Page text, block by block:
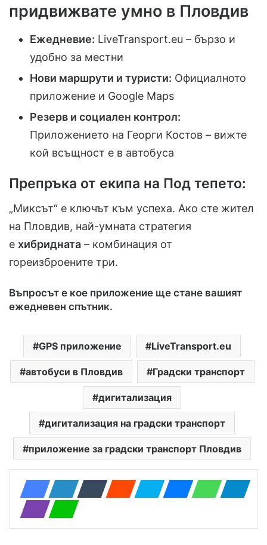
придвижвате умно в Пловдив
Ежедневие: LiveTransport.eu – бързо и
удобно за местни
Нови маршрути и туристи: Официалното
приложение и Google Maps
Резерв и социален контрол:
Приложението на Георги Костов – вижте
кой всъщност е в автобуса
Препръка от екипа на Под тепето:
„Миксът“ е ключът към успеха. Ако сте жител
на Пловдив, най-умната стратегия
е хибридната – комбинация от
гореизброените три.
Въпросът е кое приложение ще стане вашият
ежедневен спътник.
GPS приложение LiveTransport.eu
автобуси в Пловдив Градски транспорт
дигитализация
дигитализация на градски транспорт
приложение за градски транспорт Пловдив